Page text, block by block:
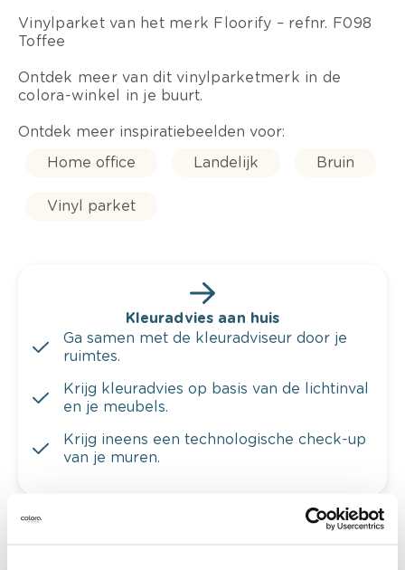
Vinylparket van het merk Floorify – refnr. F098
Toffee
Ontdek meer van dit vinylparketmerk in de
colora-winkel in je buurt.
Ontdek meer inspiratiebeelden voor:
Home office
Landelijk Bruin
Vinyl parket
Kleuradvies aan huis
Ga samen met de kleuradviseur door je
ruimtes.
Krijg kleuradvies op basis van de lichtinval
en je meubels.
Krijg ineens een technologische check-up
van je muren.